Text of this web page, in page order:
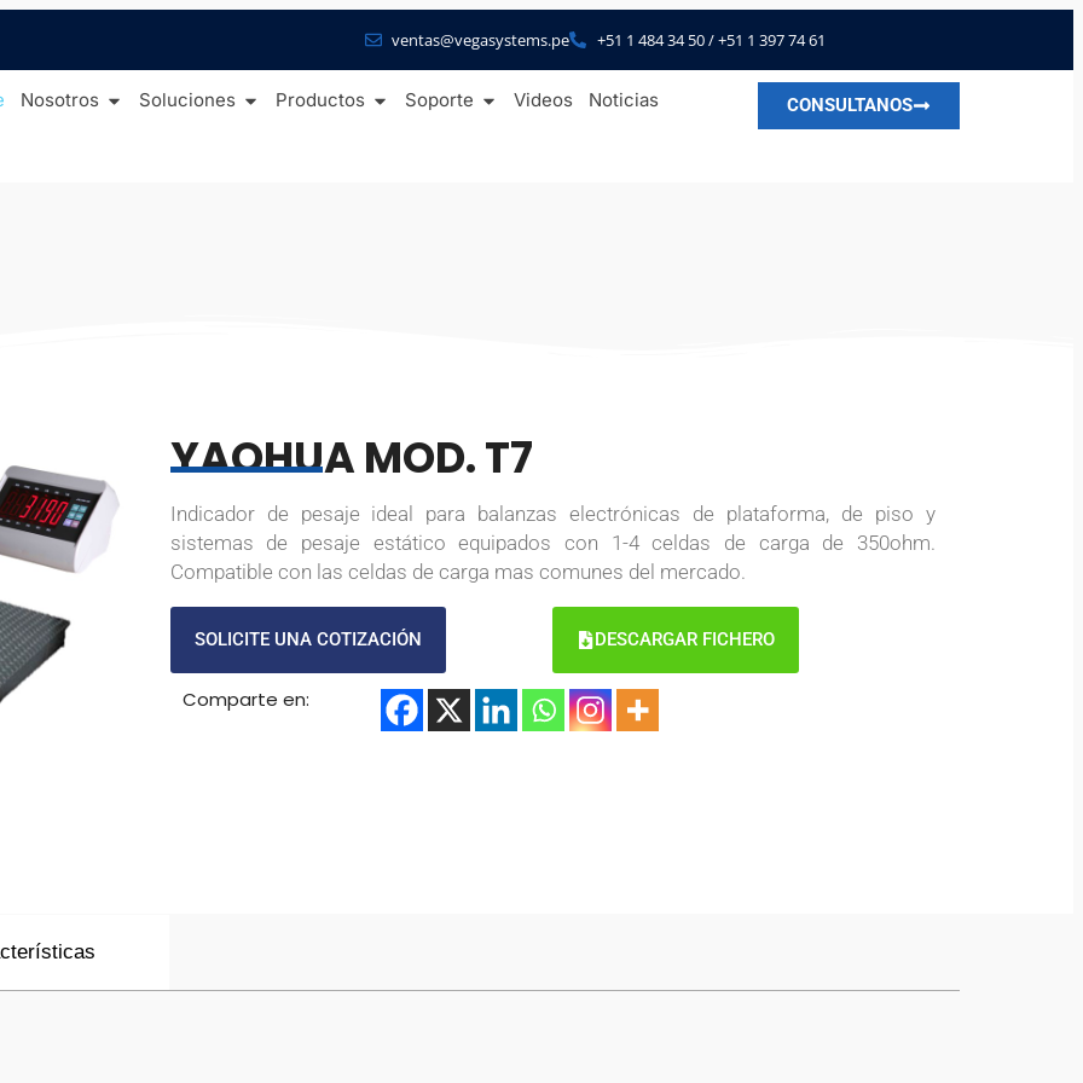
ventas@vegasystems.pe +51 1 484 34 50 / +51 1 397 74 61
Nosotros Soluciones Productos Soporte Videos Noticias CONSULTANOS
YAOHUA MOD. T7
Indicador de pesaje ideal para balanzas electrónicas de plataforma, de piso y
sistemas de pesaje estático equipados con 1-4 celdas de carga de 350ohm.
Compatible con las celdas de carga mas comunes del mercado.
SOLICITE UNA COTIZACIÓN DESCARGAR FICHERO
Comparte en: